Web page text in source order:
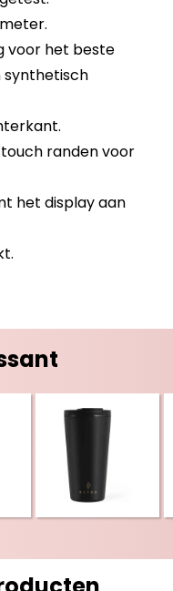
voor het beste
randen voor
het display aan